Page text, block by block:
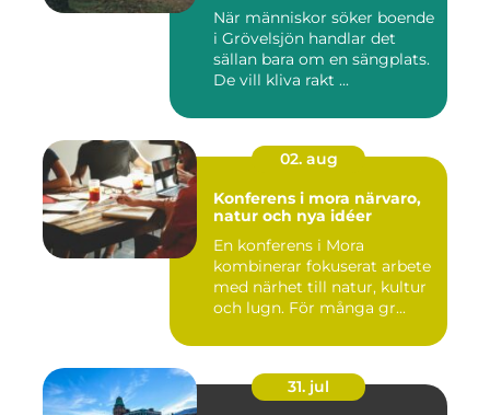
När människor söker boende
i Grövelsjön handlar det
sällan bara om en sängplats.
De vill kliva rakt ...
02. aug
Konferens i mora närvaro,
natur och nya idéer
En konferens i Mora
kombinerar fokuserat arbete
med närhet till natur, kultur
och lugn. För många gr...
31. jul